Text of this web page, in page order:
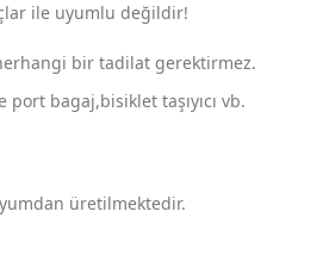
ile uyumlu değildir!
bir tadilat gerektirmez.
port bagaj,bisiklet taşıyıcı vb.
üretilmektedir.